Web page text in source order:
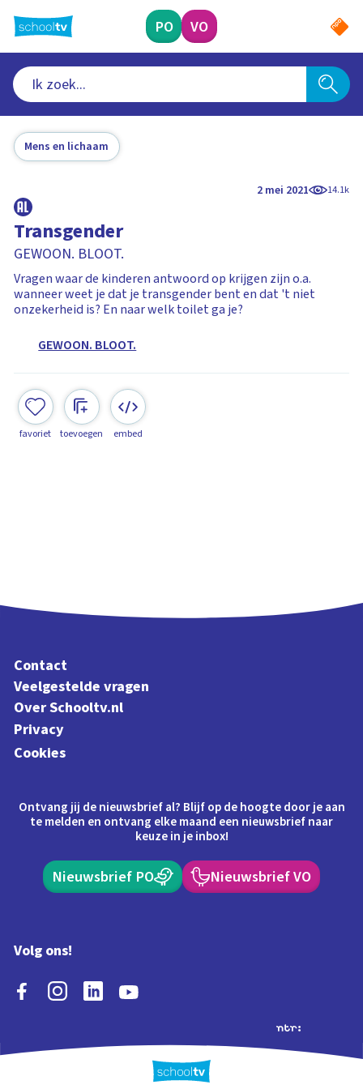
naar
hoofdinhoud
PO VO
Mens en lichaam
2 mei 2021 14.1k
Transgender
GEWOON. BLOOT.
Vragen waar de kinderen antwoord op krijgen zijn o.a.
wanneer weet je dat je transgender bent en dat 't niet
onzekerheid is? En naar welk toilet ga je?
GEWOON. BLOOT.
favoriet toevoegen embed
Contact
Veelgestelde vragen
Over Schooltv.nl
Privacy
Cookies
Ontvang jij de nieuwsbrief al? Blijf op de hoogte door je aan
te melden en ontvang elke maand een nieuwsbrief naar
keuze in je inbox!
Nieuwsbrief PO Nieuwsbrief VO
Volg ons!